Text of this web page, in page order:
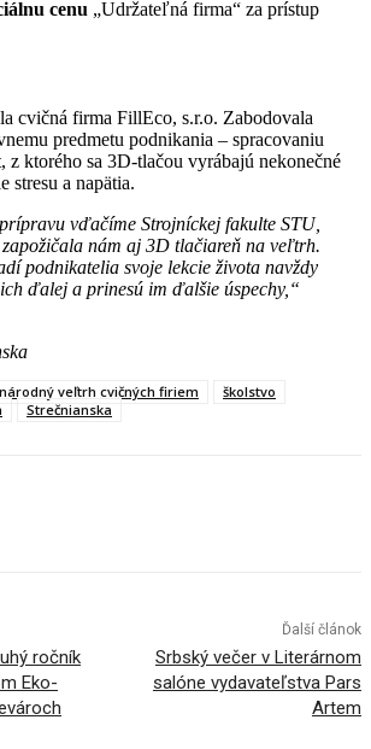
cenu „Udržateľná firma“ za prístup
cvičná firma FillEco, s.r.o. Zabodovala
predmetu podnikania – spracovaniu
z ktorého sa 3D-tlačou vyrábajú nekonečné
stresu a napätia.
vďačíme Strojníckej fakulte STU,
nám aj 3D tlačiareň na veľtrh.
podnikatelia svoje lekcie života navždy
ďalej a prinesú im ďalšie úspechy,“
veľtrh cvičných firiem
školstvo
Strečnianska
ročník
Eko-
Ďalší článok
Srbský večer v Literárnom
salóne vydavateľstva Pars
Artem